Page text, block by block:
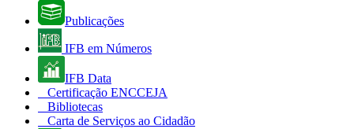
Publicações
IFB em Números
IFB Data
Certificação ENCCEJA
Bibliotecas
Carta de Serviços ao Cidadão